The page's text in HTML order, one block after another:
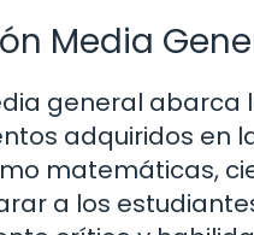
Media
general
adquiridos en
matemáticas,
a los